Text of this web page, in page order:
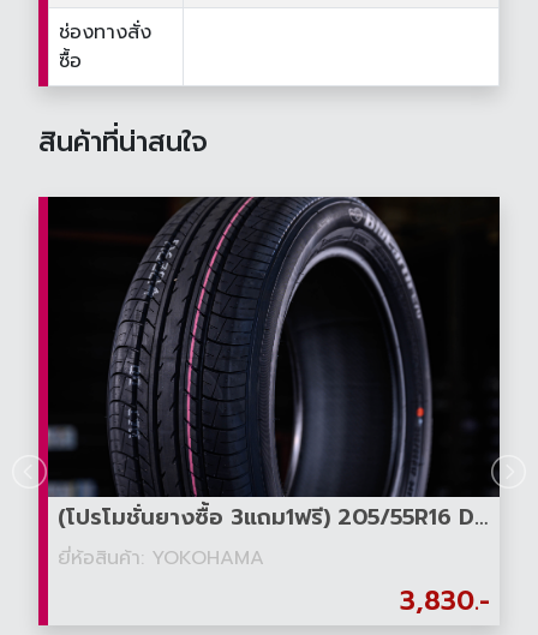
ช่องทางสั่ง
ซื้อ
สินค้าที่น่าสนใจ
(โปรโมชั่นยางซื้อ 3แถม1ฟรี) 205/55R16 DB E70
ยี่ห้อสินค้า: YOKOHAMA
3,830.-